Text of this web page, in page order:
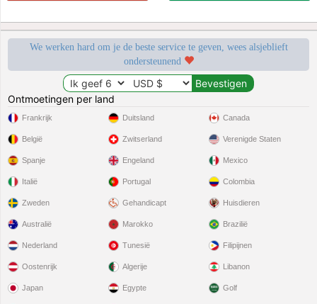
We werken hard om je de beste service te geven, wees alsjeblieft
ondersteunend
Ontmoetingen per land
Frankrijk
België
Spanje
Italië
Zweden
Duitsland
Zwitserland
Engeland
Portugal
Gehandicapt
Canada
Verenigde Staten
Mexico
Colombia
Huisdieren
Australië
Nederland
Oostenrijk
Japan
Marokko
Tunesië
Algerije
Egypte
Brazilië
Filipijnen
Libanon
Golf